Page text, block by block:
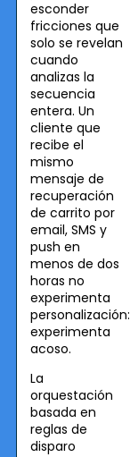
esconder
fricciones que
solo se revelan
cuando
analizas la
secuencia
entera. Un
cliente que
recibe el
mismo
mensaje de
recuperación
de carrito por
email, SMS y
push en
menos de dos
horas no
experimenta
personalización:
experimenta
acoso.
La
orquestación
basada en
reglas de
disparo